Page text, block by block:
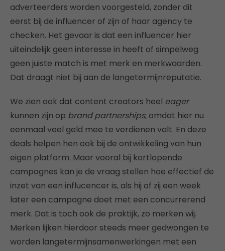
adverteerders worden voorgesteld, zonder dit
eerst bij de influencer of zijn of haar agency te
checken. Het gevaar is dat een influencer hier
uiteindelijk geen interesse in heeft of simpelweg
geen juiste match is met merk en merkwaarden.
Dat draagt niet bij aan de langetermijnreputatie.
We zien ook dat content creators heel eager
kunnen zijn op brand partnerships, omdat hier nu
eenmaal veel geld mee te verdienen valt. En deze
deals helpen hen ook bij de ontwikkeling van hun
eigen platform. Maar vooral bij kortlopende
campagnes kan je de vraag stellen hoe effectief de
inzet van een influcencer is, als hij of zij een week
later een campagne doet met een concurrerend
merk. Dat is toch ook de praktijk, zo merken wij.
Merken lijken hierdoor steeds meer gedwongen te
worden langetermijnsamenwerkingen met een